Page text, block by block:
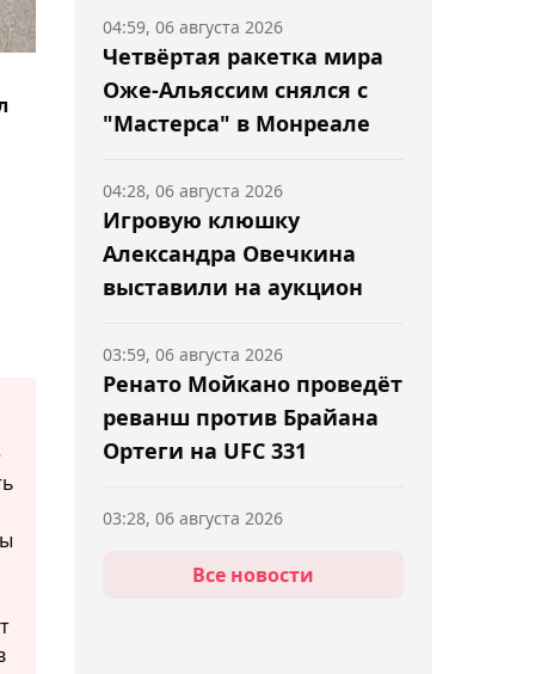
Четвёртая ракетка мира
Оже-Альяссим снялся с
"Мастерса" в Монреале
04:59, 06 августа 2026
Игровую клюшку
Александра Овечкина
выставили на аукцион
04:28, 06 августа 2026
Ренато Мойкано проведёт
реванш против Брайана
Ортеги на UFC 331
03:59, 06 августа 2026
сенсационно уступил на
03:28, 06 августа 2026
Все новости